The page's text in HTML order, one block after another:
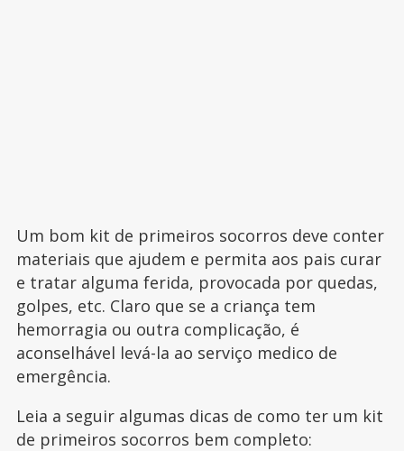
Um bom kit de primeiros socorros deve conter
materiais que ajudem e permita aos pais curar
e tratar alguma ferida, provocada por quedas,
golpes, etc. Claro que se a criança tem
hemorragia ou outra complicação, é
aconselhável levá-la ao serviço medico de
emergência.
Leia a seguir algumas dicas de como ter um kit
de primeiros socorros bem completo: